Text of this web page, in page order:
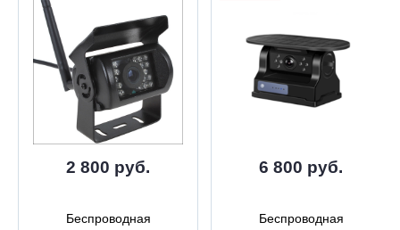
2 800 руб.
Беспроводная
6 800 руб.
Беспроводная